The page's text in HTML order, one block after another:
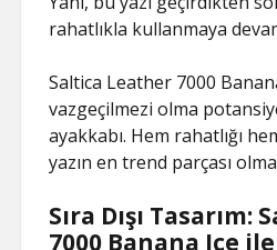
rahatlıkla kullanmaya
Saltica Leather 7000
vazgeçilmezi olma
ayakkabı. Hem rahatlığı
yazın en trend parçası
Sıra Dışı
7000 Banana Ice ile